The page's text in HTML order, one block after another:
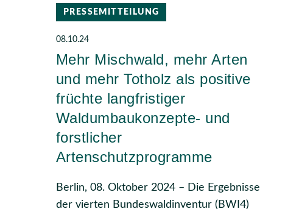
PRESSEMITTEILUNG
08.10.24
Mehr Mischwald, mehr Arten
und mehr Totholz als positive
früchte langfristiger
Waldumbaukonzepte- und
forstlicher
Artenschutzprogramme
Berlin, 08. Oktober 2024 – Die Ergebnisse
der vierten Bundeswaldinventur (BWI4)